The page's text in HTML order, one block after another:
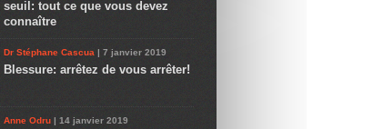
seuil: tout ce que vous devez
connaître
Dr Stéphane Cascua | 7 janvier 2019
Blessure: arrêtez de vous arrêter!
Anne Odru | 14 janvier 2019